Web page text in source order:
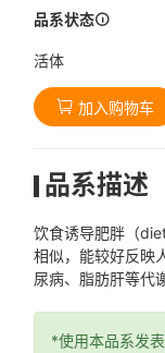
品系状态
活体
加入购物车
品系描述
饮食诱导肥胖（
相似，能较好反映
尿病、脂肪肝等代
*使用本品系发